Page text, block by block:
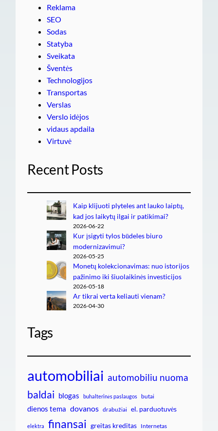
Reklama
SEO
Sodas
Statyba
Sveikata
Šventės
Technologijos
Transportas
Verslas
Verslo idėjos
vidaus apdaila
Virtuvė
Recent Posts
Kaip klijuoti plyteles ant lauko laiptų,
kad jos laikytų ilgai ir patikimai?
2026-06-22
Kur įsigyti tylos būdeles biuro
modernizavimui?
2026-05-25
Monetų kolekcionavimas: nuo istorijos
pažinimo iki šiuolaikinės investicijos
2026-05-18
Ar tikrai verta keliauti vienam?
2026-04-30
Tags
automobiliai automobiliu nuoma
baldai blogas buhalterinės paslaugos butai
dienos tema dovanos drabužiai el. parduotuvės
elektra finansai greitas kreditas Internetas